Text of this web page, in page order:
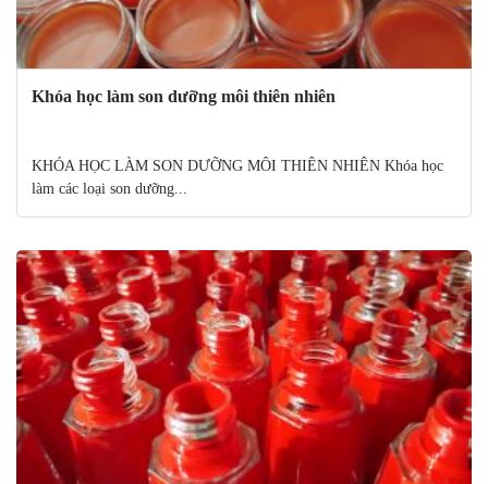
Khóa học làm son dưỡng môi thiên nhiên
KHÓA HỌC LÀM SON DƯỠNG MÔI THIÊN NHIÊN Khóa học
làm các loại son dưỡng...